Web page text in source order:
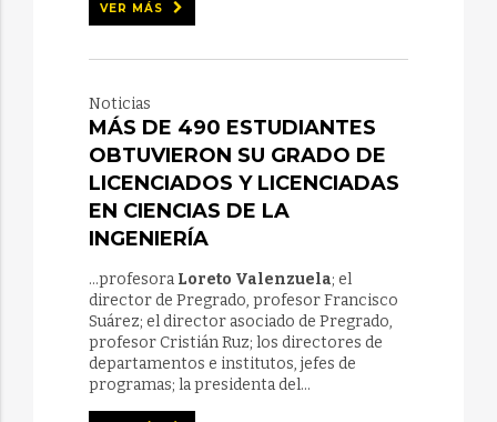
VER MÁS
Noticias
MÁS DE 490 ESTUDIANTES
OBTUVIERON SU GRADO DE
LICENCIADOS Y LICENCIADAS
EN CIENCIAS DE LA
INGENIERÍA
...profesora Loreto Valenzuela; el
director de Pregrado, profesor Francisco
Suárez; el director asociado de Pregrado,
profesor Cristián Ruz; los directores de
departamentos e institutos, jefes de
programas; la presidenta del...